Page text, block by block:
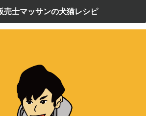
売士マッサンの犬猫レシピ